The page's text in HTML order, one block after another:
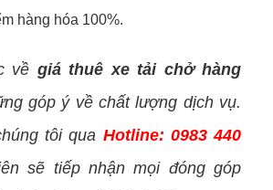
hàng hóa 100%.
về giá thuê xe tải chở hàng
góp ý về chất lượng dịch vụ.
tôi qua Hotline: 0983 440
sẽ tiếp nhận mọi đóng góp